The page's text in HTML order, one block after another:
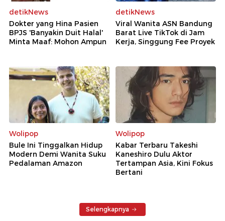
detikNews
Dokter yang Hina Pasien
BPJS 'Banyakin Duit Halal'
Minta Maaf: Mohon Ampun
detikNews
Viral Wanita ASN Bandung
Barat Live TikTok di Jam
Kerja, Singgung Fee Proyek
Wolipop
Bule Ini Tinggalkan Hidup
Modern Demi Wanita Suku
Pedalaman Amazon
Wolipop
Kabar Terbaru Takeshi
Kaneshiro Dulu Aktor
Tertampan Asia, Kini Fokus
Bertani
Selengkapnya